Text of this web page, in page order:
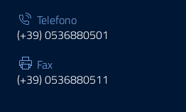
Telefono
(+39) 0536880501
Fax
(+39) 0536880511